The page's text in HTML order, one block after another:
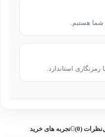
شما هستیم.
رمزنگاری استاندارد.
نظرات (0) تجربه های خرید